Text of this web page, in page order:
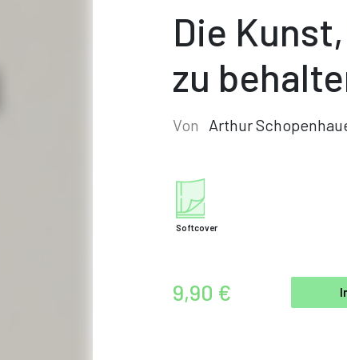
Die
zu
Von Arthur
Softcover
9,90 €